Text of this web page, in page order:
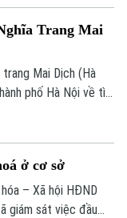
Trang Mai
Mai Dịch (Hà
phố Hà Nội về tìm
hài cốt liệt sĩ chưa
tin để phục vụ giám
ở cơ sở
– Xã hội HĐND
giám sát việc đầu